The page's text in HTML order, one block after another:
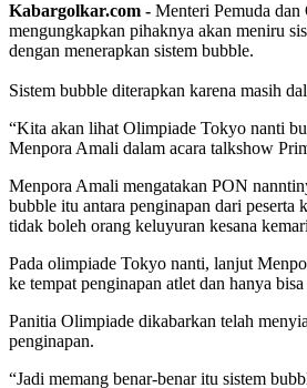
Kabargolkar.com - Menteri Pemuda
mengungkapkan pihaknya akan meniru
dengan menerapkan sistem bubble.
Sistem bubble diterapkan karena masih
“Kita akan lihat Olimpiade Tokyo nanti
Menpora Amali dalam acara talkshow
Menpora Amali mengatakan PON
bubble itu antara penginapan dari
tidak boleh orang keluyuran kesana
Pada olimpiade Tokyo nanti, lanjut
ke tempat penginapan atlet dan hanya
Panitia Olimpiade dikabarkan telah
penginapan.
“Jadi memang benar-benar itu sistem